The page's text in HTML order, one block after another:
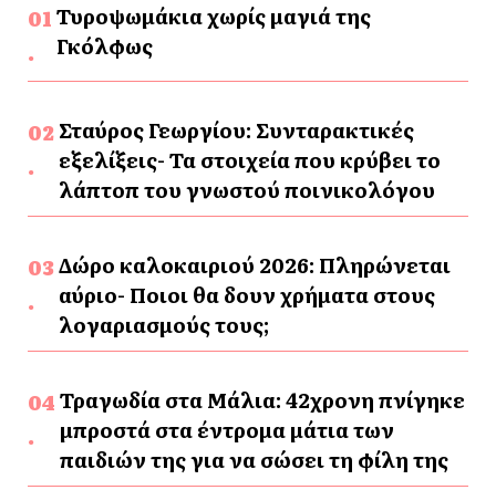
Τυροψωμάκια χωρίς μαγιά της
Γκόλφως
Σταύρος Γεωργίου: Συνταρακτικές
εξελίξεις- Τα στοιχεία που κρύβει το
λάπτοπ του γνωστού ποινικολόγου
Δώρο καλοκαιριού 2026: Πληρώνεται
αύριο- Ποιοι θα δουν χρήματα στους
λογαριασμούς τους;
Τραγωδία στα Μάλια: 42χρονη πνίγηκε
μπροστά στα έντρομα μάτια των
παιδιών της για να σώσει τη φίλη της